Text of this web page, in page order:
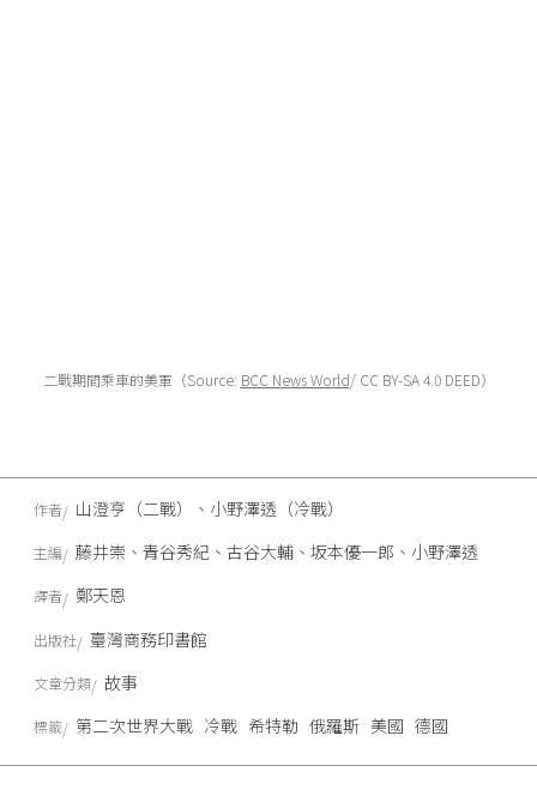
二戰期間乘車的美軍（Source: BCC News World/ CC BY-SA 4.0 DEED）
作者 山澄亨（二戰）、小野澤透（冷戰）
主編 藤井崇、青谷秀紀、古谷大輔、坂本優一郎、小野澤透
譯者 鄭天恩
出版社 臺灣商務印書館
文章分類 故事
標籤 第二次世界大戰 冷戰 希特勒 俄羅斯 美國 德國